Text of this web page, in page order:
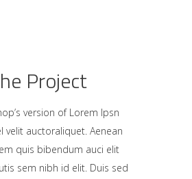
Project
version of Lorem Ipsn
velit auctoraliquet. Aenean
quis bibendum auci elit
sem nibh id elit. Duis sed